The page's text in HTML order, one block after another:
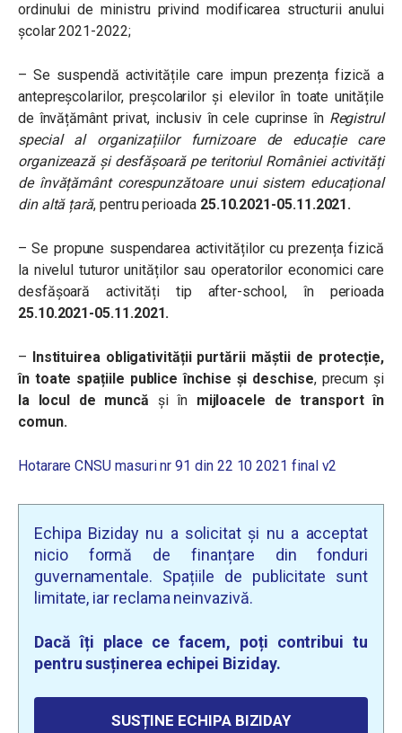
ordinului de ministru privind modificarea structurii anului
școlar 2021-2022;
– Se suspendă activitățile care impun prezența fizică a
antepreșcolarilor, preșcolarilor și elevilor în toate unitățile
de învățământ privat, inclusiv în cele cuprinse în Registrul
special al organizațiilor furnizoare de educație care
organizează și desfășoară pe teritoriul României activități
de învățământ corespunzătoare unui sistem educațional
din altă țară, pentru perioada 25.10.2021-05.11.2021.
– Se propune suspendarea activităților cu prezența fizică
la nivelul tuturor unităților sau operatorilor economici care
desfășoară activități tip after-school, în perioada
25.10.2021-05.11.2021.
– Instituirea obligativității purtării măștii de protecție,
în toate spațiile publice închise și deschise, precum și
la locul de muncă și în mijloacele de transport în
comun.
Hotarare CNSU masuri nr 91 din 22 10 2021 final v2
Echipa Biziday nu a solicitat și nu a acceptat
nicio formă de finanțare din fonduri
guvernamentale. Spațiile de publicitate sunt
limitate, iar reclama neinvazivă.
Dacă îți place ce facem, poți contribui tu
pentru susținerea echipei Biziday.
SUSȚINE ECHIPA BIZIDAY